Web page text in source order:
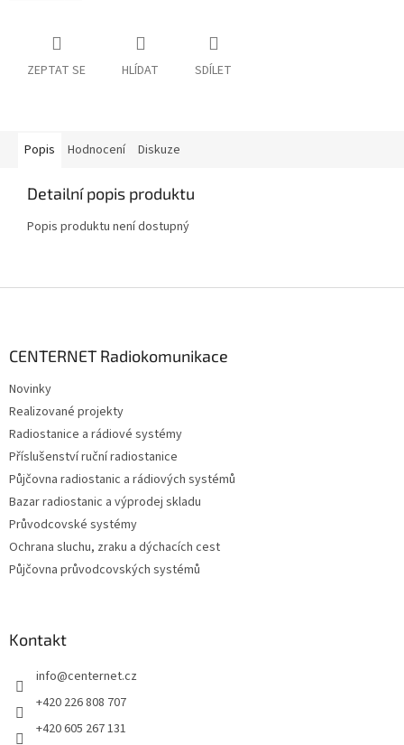
ZEPTAT SE HLÍDAT SDÍLET
Popis Hodnocení Diskuze
Detailní popis produktu
Popis produktu není dostupný
CENTERNET Radiokomunikace
Novinky
Realizované projekty
Radiostanice a rádiové systémy
Příslušenství ruční radiostanice
Půjčovna radiostanic a rádiových systémů
Bazar radiostanic a výprodej skladu
Průvodcovské systémy
Ochrana sluchu, zraku a dýchacích cest
Půjčovna průvodcovských systémů
Kontakt
info@centernet.cz
+420 226 808 707
+420 605 267 131